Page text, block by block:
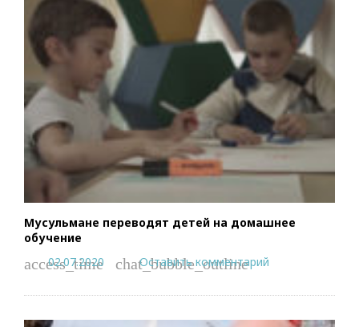
Мусульмане переводят детей на домашнее
обучение
access_time
02.07.2020 chat_bubble_outline
Оставить комментарий